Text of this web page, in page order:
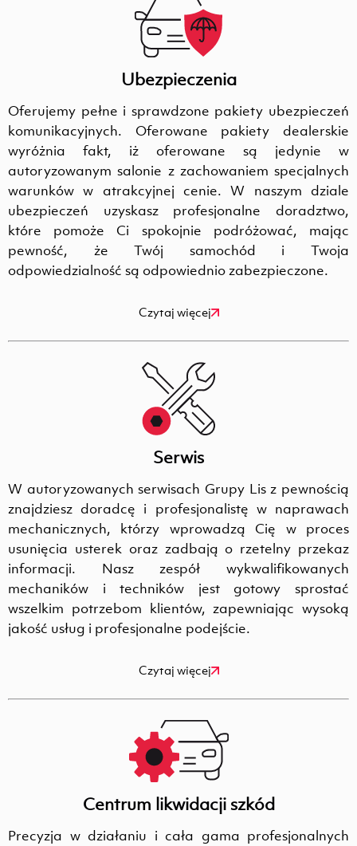
Ubezpieczenia
Oferujemy pełne i sprawdzone pakiety ubezpieczeń
komunikacyjnych. Oferowane pakiety dealerskie
wyróżnia fakt, iż oferowane są jedynie w
autoryzowanym salonie z zachowaniem specjalnych
warunków w atrakcyjnej cenie. W naszym dziale
ubezpieczeń uzyskasz profesjonalne doradztwo,
które pomoże Ci spokojnie podróżować, mając
pewność, że Twój samochód i Twoja
odpowiedzialność są odpowiednio zabezpieczone.
Czytaj więcej
Serwis
W autoryzowanych serwisach Grupy Lis z pewnością
znajdziesz doradcę i profesjonalistę w naprawach
mechanicznych, którzy wprowadzą Cię w proces
usunięcia usterek oraz zadbają o rzetelny przekaz
informacji. Nasz zespół wykwalifikowanych
mechaników i techników jest gotowy sprostać
wszelkim potrzebom klientów, zapewniając wysoką
jakość usług i profesjonalne podejście.
Czytaj więcej
Centrum likwidacji szkód
Precyzja w działaniu i cała gama profesjonalnych